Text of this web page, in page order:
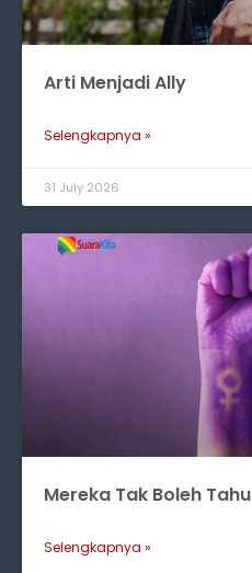
Arti Menjadi Ally
Selengkapnya »
31 July 2026
Mereka Tak Boleh Tahu
Selengkapnya »